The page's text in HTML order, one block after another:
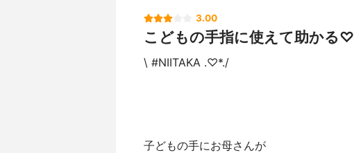
3.00
こどもの手指に使えて助かる♡
\ #NIITAKA .♡*./
子どもの手にお母さんが